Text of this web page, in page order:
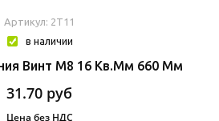
Артикул: 2T11
в наличии
Винт М8 16 Кв.мм 660 Мм
31.70 руб
Цена без НДС